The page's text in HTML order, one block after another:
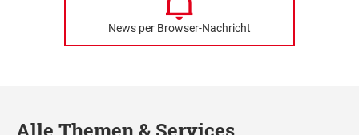
News per Browser-Nachricht